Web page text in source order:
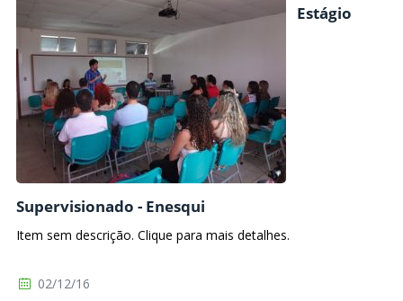
Estágio
Supervisionado - Enesqui
Item sem descrição. Clique para mais detalhes.
02/12/16